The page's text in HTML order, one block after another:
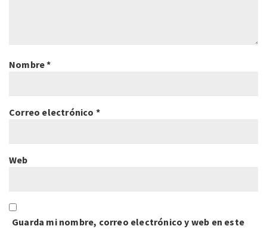
Nombre*
Correo electrónico *
Web
Guarda mi nombre, correo electrónico y web en este